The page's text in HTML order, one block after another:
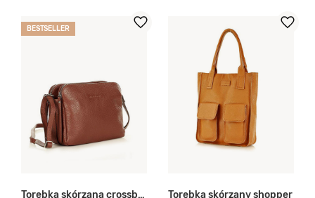
BESTSELLER
Torebka skórzana crossbody Torebka skórzany shopper